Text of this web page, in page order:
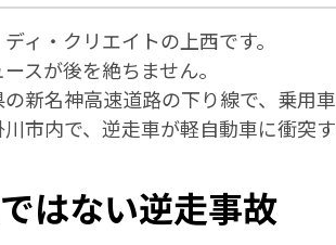
ィ・クリエイトの上西です。
スが後を絶ちません。
新名神高速道路の下り線で、乗用
市内で、逆走車が軽自動車に衝突
はない逆走事故